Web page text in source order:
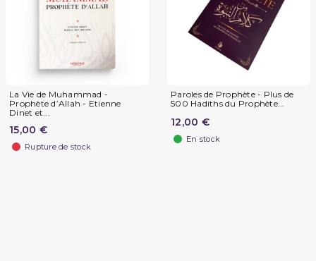
La Vie de Muhammad -
Prophète d’Allah - Etienne
Dinet et...
15,00 €
Rupture de stock
Paroles de Prophète - Plus de
500 Hadiths du Prophète...
12,00 €
En stock